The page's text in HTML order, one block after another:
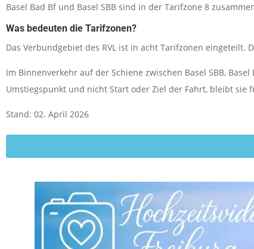
Basel Bad Bf und Basel SBB sind in der Tarifzone 8
Was bedeuten die Tarifzonen?
Das Verbundgebiet des RVL ist in acht Tarifzonen
Im Binnenverkehr auf der Schiene zwischen Basel SBB,
Umstiegspunkt und nicht Start oder Ziel der Fahrt, bleibt sie
Stand: 02. April 2026